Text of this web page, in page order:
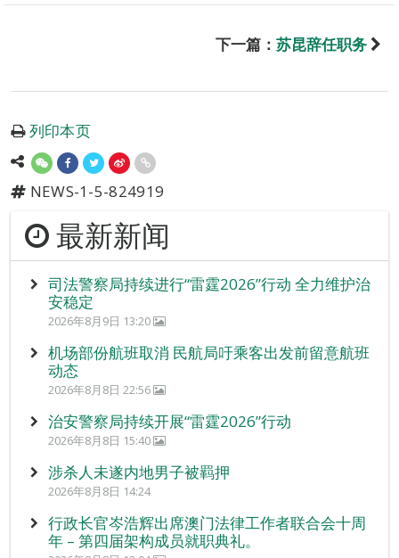
下一篇： 苏昆辞任职务
列印本页
NEWS-1-5-824919
最新新闻
司法警察局持续进行“雷霆2026”行动 全力维护治
安稳定
2026年8月9日 13:20
机场部份航班取消 民航局吁乘客出发前留意航班
动态
2026年8月8日 22:56
治安警察局持续开展“雷霆2026”行动
2026年8月8日 15:40
涉杀人未遂内地男子被羁押
2026年8月8日 14:24
行政长官岑浩辉出席澳门法律工作者联合会十周
年 – 第四届架构成员就职典礼。